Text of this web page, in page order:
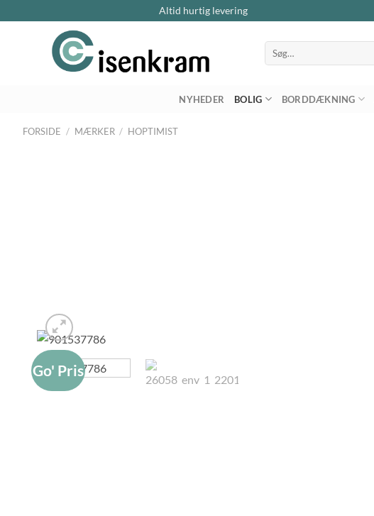
Altid hurtig levering
Søg
efter:
NYHEDER BOLIG BORDDÆKNING
FORSIDE / MÆRKER / HOPTIMIST
Go' Pris